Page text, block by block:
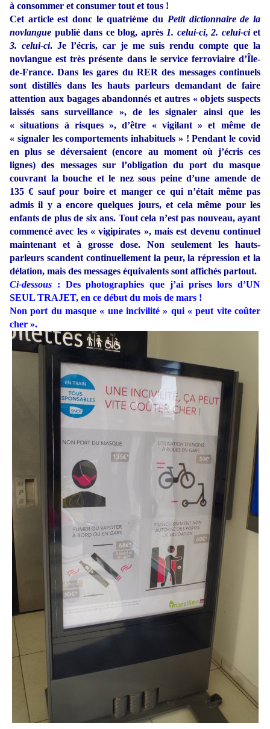
à consommer et consumer tout et tous !
Cet article est donc le quatrième du Petit dictionnaire de la
novlangue publié dans ce blog, après 1. celui-ci, 2. celui-ciet
3. celui-ci. Je l’écris, car je me suis rendu compte que la
novlangue est très présente dans le service ferroviaire d’Île-
de-France. Dans les gares du RER des messages continuels
sont distillés dans les hauts parleurs demandant de faire
attention aux bagages abandonnés et autres « objets suspects
laissés sans surveillance », de les signaler ainsi que les
« situations à risques », d’être « vigilant » et même de
« signaler les comportements inhabituels » ! Pendant le covid
en plus se déversaient (encore au moment où j’écris ces
lignes) des messages sur l’obligation du port du masque
couvrant la bouche et le nez sous peine d’une amende de
135 € sauf pour boire et manger ce qui n’était même pas
admis il y a encore quelques jours, et cela même pour les
enfants de plus de six ans. Tout cela n’est pas nouveau, ayant
commencé avec les « vigipirates », mais est devenu continuel
maintenant et à grosse dose. Non seulement les hauts-
parleurs scandent continuellement la peur, la répression et la
délation, mais des messages équivalents sont affichés partout.
Ci-dessous : Des photographies que j’ai prises lors d’UN
SEUL TRAJET, en ce début du mois de mars !
Non port du masque « une incivilité » qui « peut vite coûter
cher ».